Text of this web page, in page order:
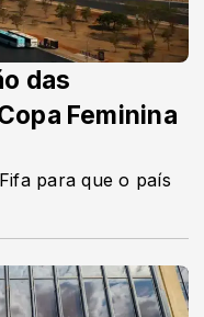
das
Feminina
para que o país